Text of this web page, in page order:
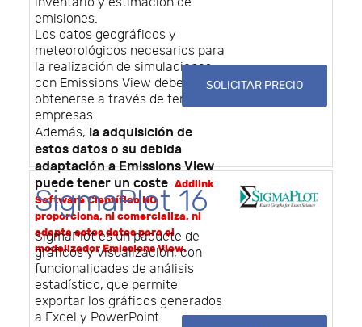
emisiones.
Los datos geográficos y
meteorológicos necesarios para
la realización de simulaciones
con Emissions View deben
obtenerse a través de terceras
empresas.
Además, la adquisición de
estos datos o su debida
adaptación a Emissions View
puede tener un coste. Addlink
Software Científico NO
proporciona, ni comercializa, ni
adapta estos datos para el
modelizador Emissions View.
SOLICITAR PRECIO
SigmaPlot 16
SigmaPlot es un paquete de
gráficos y visualización, con
funcionalidades de análisis
estadístico, que permite
exportar los gráficos generados
a Excel y PowerPoint.